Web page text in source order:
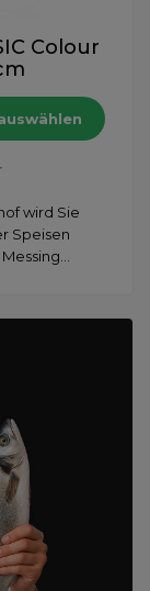
Colour
wird Sie
Speisen